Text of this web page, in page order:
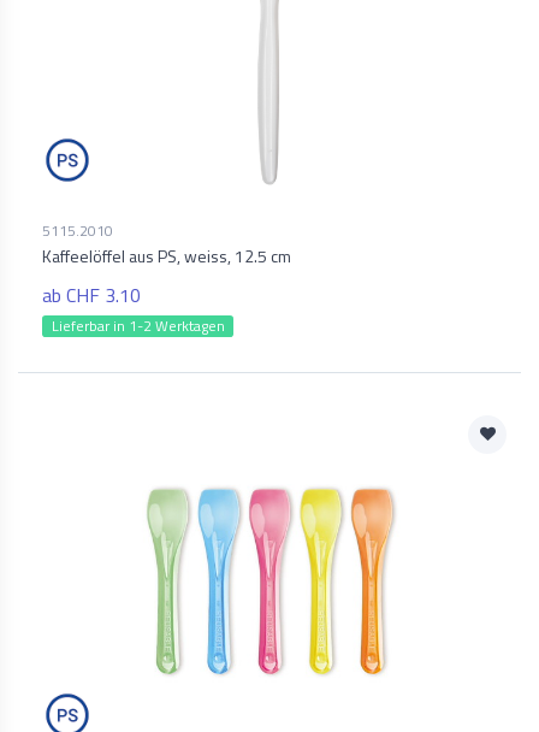
5115.2010
Kaffeelöffel aus PS, weiss, 12.5 cm
ab CHF 3.10
Lieferbar in 1-2 Werktagen